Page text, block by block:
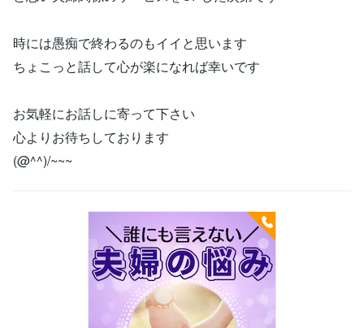
時には愚痴で終わるのもイイと思います
ちょこっと話して心が楽になれば幸いです
お気軽にお話しに寄って下さい
心よりお待ちしております
(@^^)/~~~